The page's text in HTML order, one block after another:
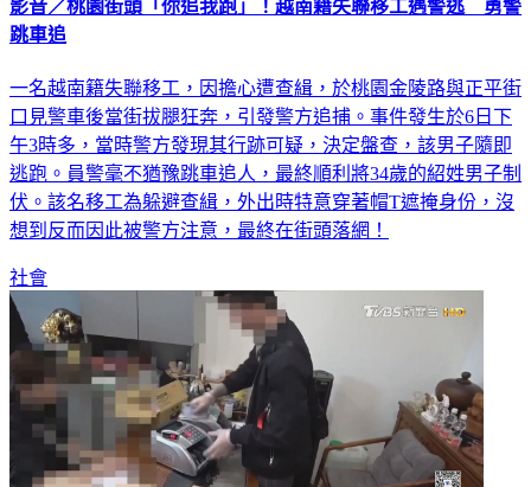
影音／桃園街頭「你追我跑」！越南籍失聯移工遇警逃 勇警
跳車追
一名越南籍失聯移工，因擔心遭查緝，於桃園金陵路與正平街
口見警車後當街拔腿狂奔，引發警方追捕。事件發生於6日下
午3時多，當時警方發現其行跡可疑，決定盤查，該男子隨即
逃跑。員警毫不猶豫跳車追人，最終順利將34歲的紹姓男子制
伏。該名移工為躲避查緝，外出時特意穿著帽T遮掩身份，沒
想到反而因此被警方注意，最終在街頭落網！
社會